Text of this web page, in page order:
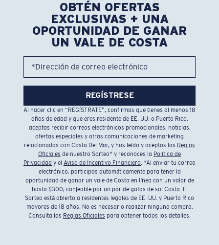
OBTÉN OFERTAS
EXCLUSIVAS + UNA
OPORTUNIDAD DE GANAR
UN VALE DE COSTA
*Dirección de correo electrónico
REGÍSTRESE
Al hacer clic en “REGÍSTRATE”, confirmas que tienes al menos 18
años de edad y que eres residente de EE. UU. o Puerto Rico,
aceptas recibir correos electrónicos promocionales, noticias,
ofertas especiales y otras comunicaciones de marketing
relacionadas con Costa Del Mar, y has leído y aceptas las Reglas
Oficiales de nuestro Sorteo* y reconoces la Política de
Privacidad y el Aviso de Incentivo Financiero. *Al enviar tu correo
electrónico, participas automáticamente para tener la
oportunidad de ganar un vale de Costa en línea con un valor de
hasta $300, canjeable por un par de gafas de sol Costa. El
Sorteo está abierto a residentes legales de EE. UU. y Puerto Rico
mayores de 18 años. No es necesario realizar ninguna compra.
Consulta las Reglas Oficiales para obtener todos los detalles.